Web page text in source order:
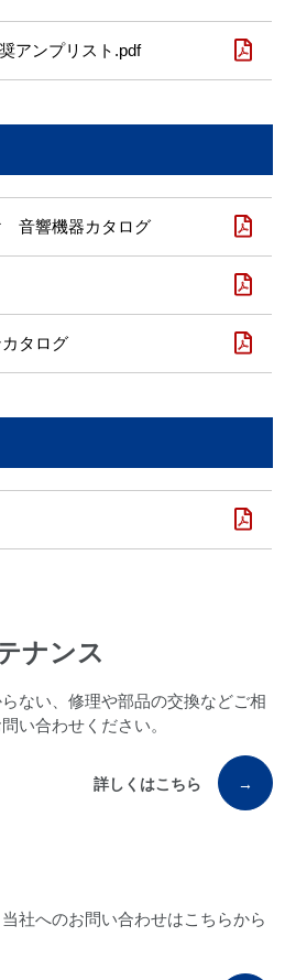
アンプリスト.pdf
音響機器カタログ
タログ
ナンス
ない、修理や部品の交換などご相
い合わせください。
詳しくはこちら →
社へのお問い合わせはこちらから